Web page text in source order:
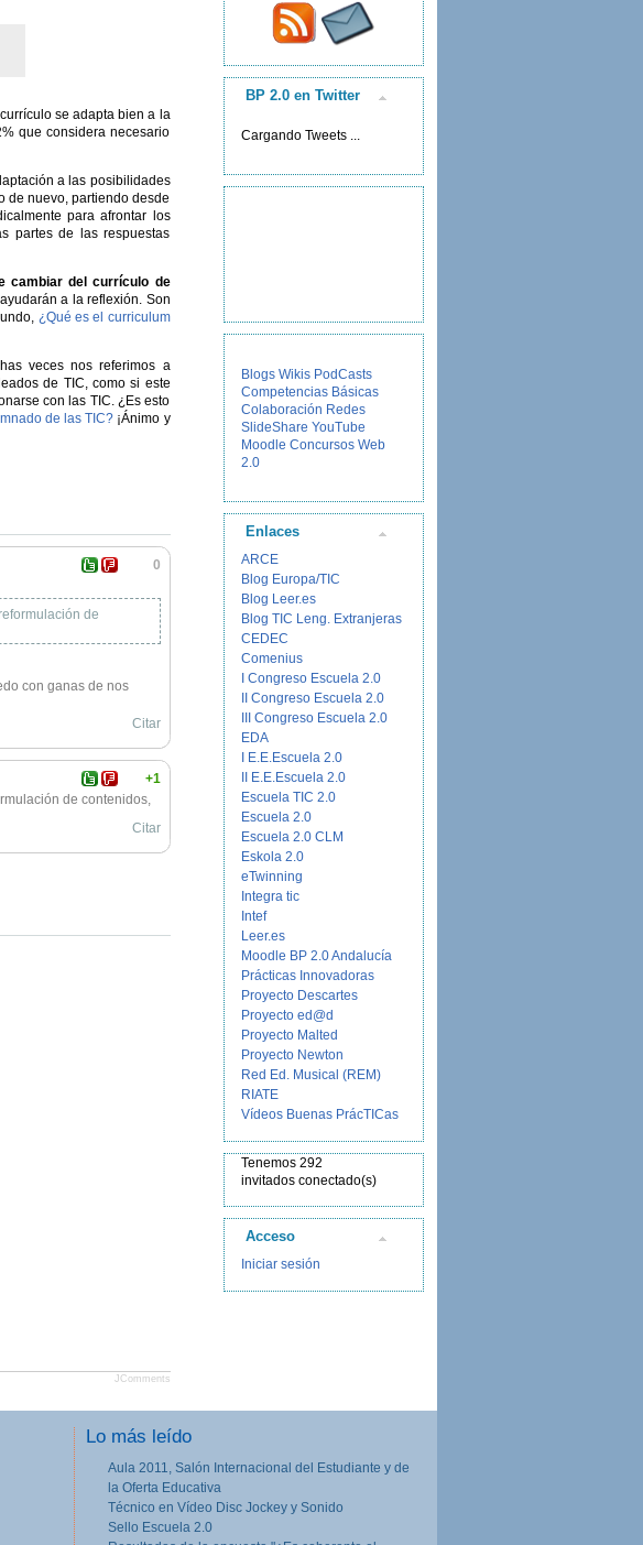
se adapta bien a la
que considera necesario
a las posibilidades
de nuevo, partiendo desde
para afrontar los
partes de las respuestas
cambiar del currículo de
a la reflexión. Son
¿Qué es el curriculum
veces nos referimos a
de TIC, como si este
con las TIC. ¿Es esto
de las TIC? ¡Ánimo y
0
de
con ganas de nos
Citar
+1
de contenidos,
Citar
JComments
BP 2.0 en Twitter
Cargando Tweets ...
Blogs Wikis PodCasts
Competencias Básicas
Colaboración Redes
SlideShare YouTube
Moodle Concursos Web
2.0
Enlaces
ARCE
Blog Europa/TIC
Blog Leer.es
Blog TIC Leng. Extranjeras
CEDEC
Comenius
I Congreso Escuela 2.0
II Congreso Escuela 2.0
III Congreso Escuela 2.0
EDA
I E.E.Escuela 2.0
II E.E.Escuela 2.0
Escuela TIC 2.0
Escuela 2.0
Escuela 2.0 CLM
Eskola 2.0
eTwinning
Integra tic
Intef
Leer.es
Moodle BP 2.0 Andalucía
Prácticas Innovadoras
Proyecto Descartes
Proyecto ed@d
Proyecto Malted
Proyecto Newton
Red Ed. Musical (REM)
RIATE
Vídeos Buenas PrácTICas
Tenemos 292
invitados conectado(s)
Acceso
Iniciar sesión
Lo más leído
Aula 2011, Salón Internacional del Estudiante y de
la Oferta Educativa
Técnico en Vídeo Disc Jockey y Sonido
Sello Escuela 2.0